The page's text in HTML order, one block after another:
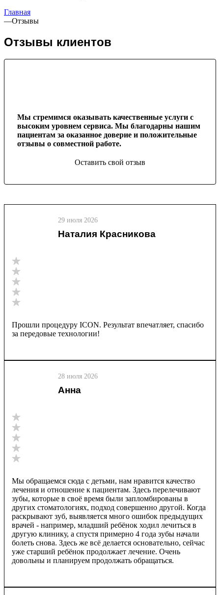
Главная
—Отзывы
Отзывы клиентов
Мы стремимся оказывать качественные услуги с
высоким уровнем сервиса. Мы благодарны нашим
пациентам за оказанное доверие и положительные
отзывы о совместной работе.
Оставить свой отзыв
29 июля 2026
Наталия Красникова
Прошли процедуру ICON. Результат впечатляет, спасибо
за передовые технологии!
28 июля 2026
Анна
Мы обращаемся сюда с детьми, нам нравится качество
лечения и отношение к пациентам. Здесь перелечивают
зубы, которые в своё время были запломбированы в
других стоматологиях, подход совершенно другой. Когда
раскрывают зуб, выявляется много ошибок предыдущих
врачей - например, младший ребёнок ходил лечиться в
другую клинику, а спустя примерно 4 года зубы начали
болеть снова. Здесь же всё делается основательно, сейчас
уже старший ребёнок продолжает лечение. Очень
довольны и планируем продолжать обращаться.